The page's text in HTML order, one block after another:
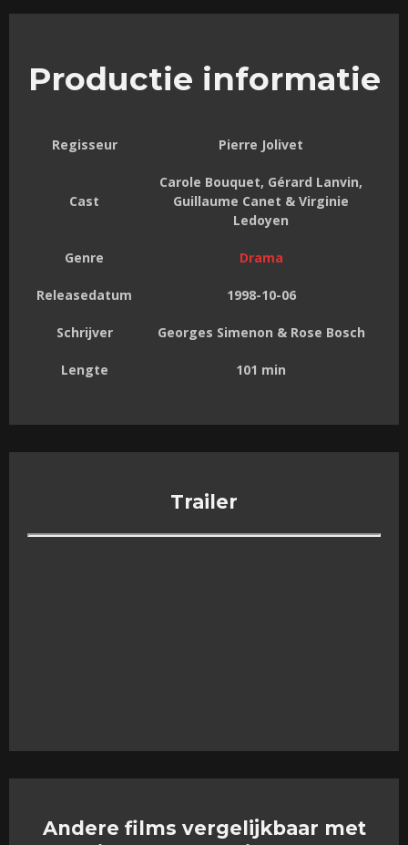
Productie informatie
Regisseur Pierre Jolivet
Cast
Carole Bouquet, Gérard Lanvin,
Guillaume Canet & Virginie
Ledoyen
Genre Drama
Releasedatum 1998-10-06
Schrijver Georges Simenon & Rose Bosch
Lengte 101 min
Trailer
Andere films vergelijkbaar met